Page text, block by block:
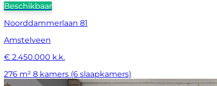
Beschikbaar
Noorddammerlaan 81
Amstelveen
€ 2.450.000 k.k.
276 m² 8 kamers (6 slaapkamers)